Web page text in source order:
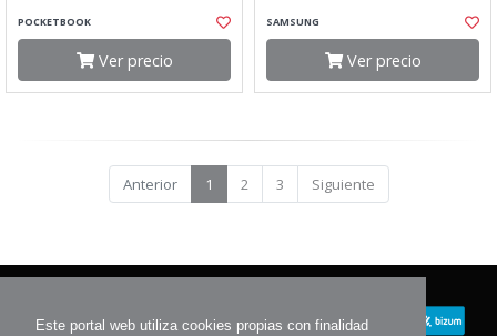
Este portal web utiliza cookies propias con finalidad
POCKETBOOK
Ver precio
SAMSUNG
Ver precio
Anterior 1 2 3 Siguiente